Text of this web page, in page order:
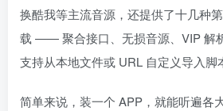
换酷我等主流音源，还提供了十几种
载 —— 聚合接口、无损音源、VIP 解
支持从本地文件或 URL 自定义导入脚
简单来说，装一个 APP，就能听遍各